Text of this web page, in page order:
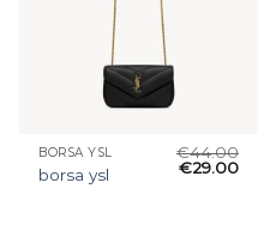
BORSA YSL
borsa ysl
€44.00
€29.00